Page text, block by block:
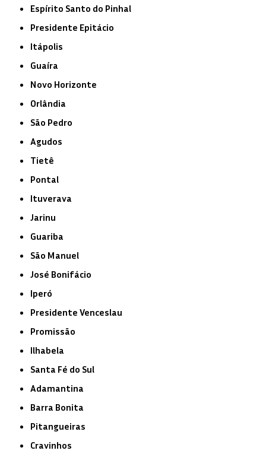
Espírito Santo do Pinhal
Presidente Epitácio
Itápolis
Guaíra
Novo Horizonte
Orlândia
São Pedro
Agudos
Tietê
Pontal
Ituverava
Jarinu
Guariba
São Manuel
José Bonifácio
Iperó
Presidente Venceslau
Promissão
Ilhabela
Santa Fé do Sul
Adamantina
Barra Bonita
Pitangueiras
Cravinhos